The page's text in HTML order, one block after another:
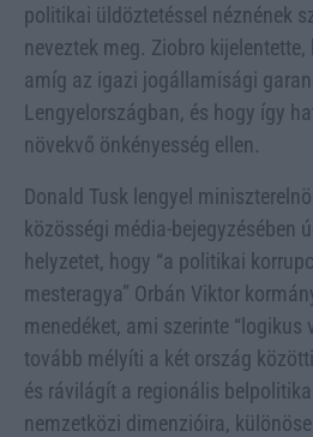
politikai üldöztetéssel néznének
neveztek meg. Ziobro
amíg az igazi jogállamisági
Lengyelországban, és hogy így
növekvő önkényesség ellen.
Donald Tusk lengyel
közösségi média-bejegyzésében
helyzetet, hogy “a politikai
mesteragya” Orbán Viktor
menedéket, ami szerinte “logikus
tovább mélyíti a két ország
és rávilágít a regionális
nemzetközi dimenzióira,